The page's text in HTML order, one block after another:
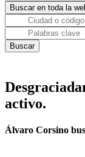
activo.
Álvaro Corsino